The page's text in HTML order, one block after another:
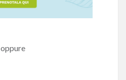
oppure